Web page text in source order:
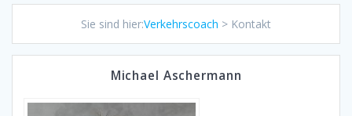
Sie sind hier:Verkehrscoach > Kontakt
Michael Aschermann